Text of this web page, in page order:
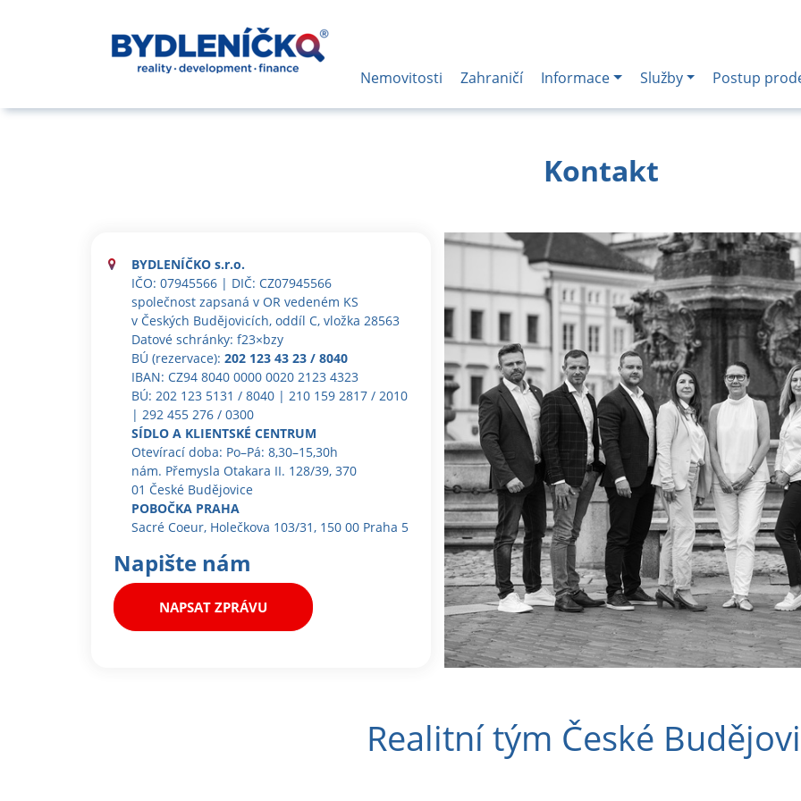
Nemovitosti Zahraničí Informace Služby Postup
Kontakt
BYDLENÍČKO s.r.o.
IČO: 07945566 | DIČ: CZ07945566
společnost zapsaná v OR vedeném KS
v Českých Budějovicích, oddíl C, vložka 28563
Datové schránky: f23×bzy
BÚ (rezervace): 202 123 43 23 / 8040
IBAN: CZ94 8040 000­0 0020 2123 4­323
BÚ: 202 123 5131 / 8040 | 210 159 2817 / 2010
| 292 455 276 / 0300
SÍDLO A KLIENTSKÉ CENTRUM
Otevírací doba: Po–Pá: 8,30–15,30h
nám. Přemysla Otakara II. 128/39, 370
01 České Budějovice
POBOČKA PRAHA
Sacré Coeur, Holečkova 103/31, 150 00 Praha 5
Napište nám
NAPSAT ZPRÁVU
Realitní tým České